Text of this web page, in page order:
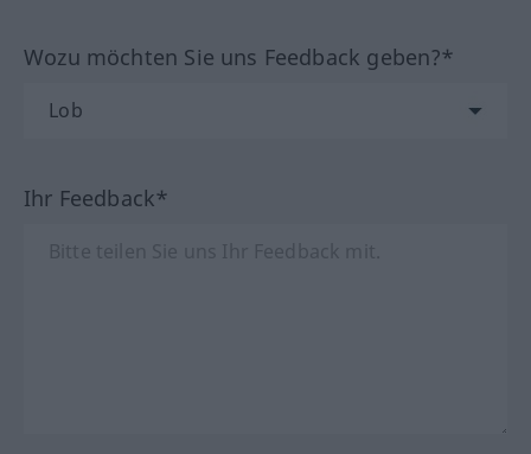
Wozu möchten Sie uns Feedback geben?*
Ihr Feedback*